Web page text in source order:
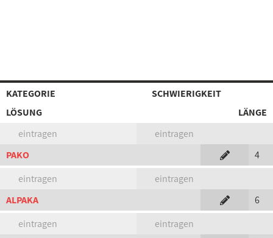
KATEGORIE
SCHWIERIGKEIT
LÖSUNG
LÄNGE
eintragen
eintragen
PAKO
4
eintragen
eintragen
ALPAKA
6
eintragen
eintragen